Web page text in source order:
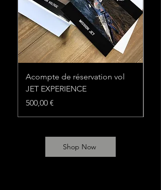
Acompte de réservation vol
JET EXPERIENCE
Prix
500,00 €
Shop Now